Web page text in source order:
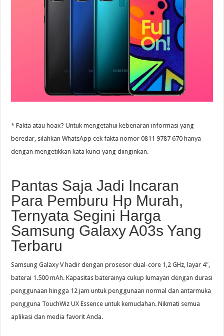
* Fakta atau hoax? Untuk mengetahui kebenaran informasi yang
beredar, silahkan WhatsApp cek fakta nomor 0811 9787 670 hanya
dengan mengetikkan kata kunci yang diinginkan.
Pantas Saja Jadi Incaran
Para Pemburu Hp Murah,
Ternyata Segini Harga
Samsung Galaxy A03s Yang
Terbaru
Samsung Galaxy V hadir dengan prosesor dual-core 1,2 GHz, layar 4″,
baterai 1.500 mAh. Kapasitas baterainya cukup lumayan dengan durasi
penggunaan hingga 12 jam untuk penggunaan normal dan antarmuka
pengguna TouchWiz UX Essence untuk kemudahan. Nikmati semua
aplikasi dan media favorit Anda.